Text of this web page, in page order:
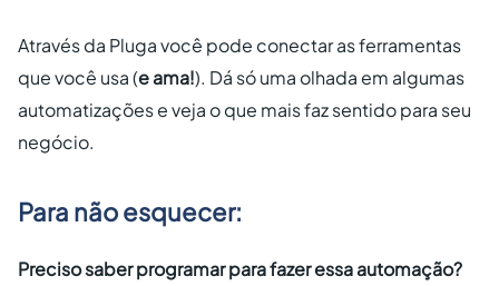
Através da Pluga você pode conectar as ferramentas
que você usa (e ama!). Dá só uma olhada em algumas
automatizações e veja o que mais faz sentido para seu
negócio.
Para não esquecer:
Preciso saber programar para fazer essa automação?